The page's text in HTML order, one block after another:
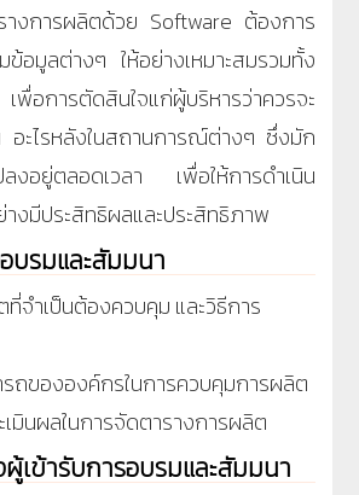
งการผลิตด้วย Software ต้องการ
ข้อมูลต่างๆ ให้อย่างเหมาะสมรวมทั้ง
พื่อการตัดสินใจแก่ผู้บริหารว่าควรจะ
อะไรหลังในสถานการณ์ต่างๆ ซึ่งมัก
ลงอยู่ตลอดเวลา เพื่อให้การดำเนิน
งมีประสิทธิผลและประสิทธิภาพ
บรมและสัมมนา
จำเป็นต้องควบคุม และวิธีการ
ถขององค์กรในการควบคุมการผลิต
เมินผลในการจัดตารางการผลิต
ข้ารับการอบรมและสัมมนา